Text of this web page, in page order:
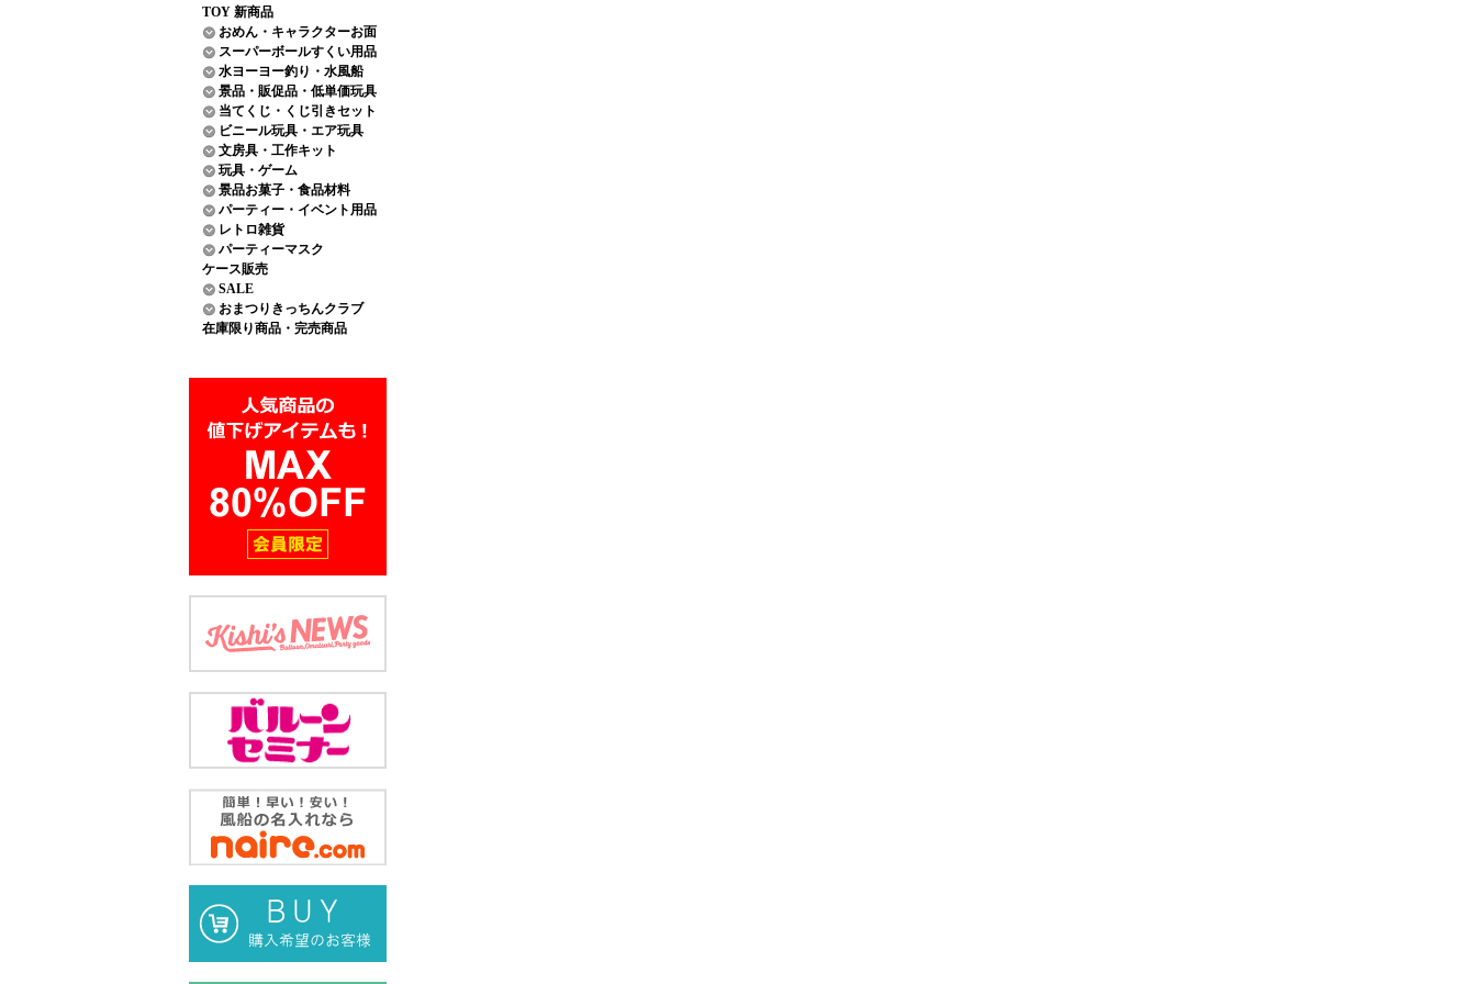
TOY 新商品
おめん・キャラクターお面
スーパーボールすくい用品
水ヨーヨー釣り・水風船
景品・販促品・低単価玩具
当てくじ・くじ引きセット
ビニール玩具・エア玩具
文房具・工作キット
玩具・ゲーム
景品お菓子・食品材料
パーティー・イベント用品
レトロ雑貨
パーティーマスク
ケース販売
SALE
おまつりきっちんクラブ
在庫限り商品・完売商品